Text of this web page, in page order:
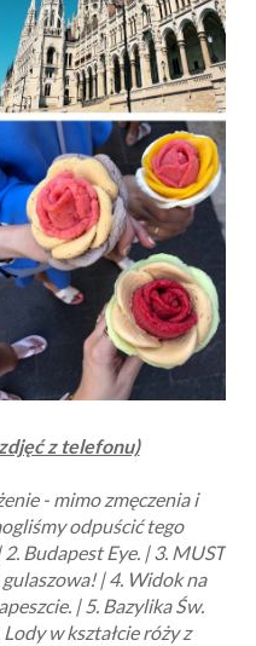
z telefonu)
- mimo zmęczenia i
odpuścić tego
Budapest Eye. | 3. MUST
| 4. Widok na
| 5. Bazylika Św.
w kształcie róży z